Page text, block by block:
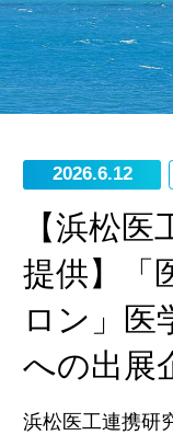
2026.6.12
【浜松
提供】「
ロン」医
への出展
浜松医工連携